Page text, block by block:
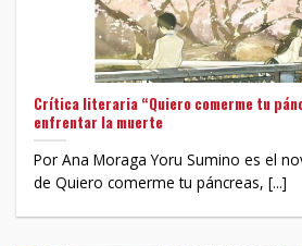
Crítica literaria “Quiero comerme tu
enfrentar la muerte
Por Ana Moraga Yoru Sumino es el
de Quiero comerme tu páncreas, [...]